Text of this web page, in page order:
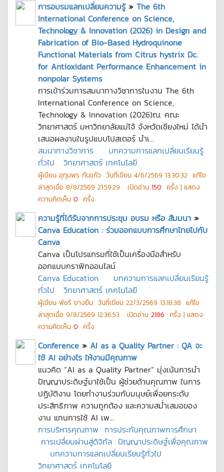
การอบรมแลกเปลี่ยนความรู้» The 6th
International Conference on Science,
Technology & Innovation (2026) in Design and
Fabrication of Bio-Based Hydroquinone
Functional Materials from Citrus hystrix Dc.
for Antioxidant Performance Enhancement in
nonpolar Systems
การเข้าร่วมการสมนาทางวิชาการในงาน The 6th
International Conference on Science,
Technology & Innovation (2026)ณ. คณะ
วิทยาศาสตร์ มหาวิทยาลัยแม่โจ้ จังหวัดเชียงใหม่ ได้นำ
เสนอผลงานในรูปแบบโปสเตอร์ นำเ...
สมนาทางวิชาการ
บทความการแลกเปลี่ยนเรียนรู้
ทั่วไป
วิทยาศาสตร์ เทคโนโลยี
ผู้เขียน อุทุมพร กันแก้ว วันที่เขียน 4/6/2569 13:30:32 แก้ไข
ล่าสุดเมื่อ 8/8/2569 21:59:29 เปิดอ่าน 150 ครั้ง | แสดง
ความคิดเห็น 0 ครั้ง
ความรู้ที่ได้รับจากการประชุม อบรม หรือ สัมมนา »
Canva Education : ร่วมออกแบบการศึกษาไทยไปกับ
Canva
Canva เป็นโปรแกรมที่ใช้เป็นเครื่องมือสำหรับ
ออกแบบกราฟิกออนไลน์
Canva Education
บทความการแลกเปลี่ยนเรียนรู้
ทั่วไป
วิทยาศาสตร์ เทคโนโลยี
ผู้เขียน พัชรี ยางยืน วันที่เขียน 22/3/2569 13:18:38 แก้ไข
ล่าสุดเมื่อ 9/8/2569 12:36:53 เปิดอ่าน 2186 ครั้ง | แสดง
ความคิดเห็น 0 ครั้ง
Conference » AI as a Quality Partner : QA จะ
ใช้ AI อย่างไร ให้งานมีคุณภาพ
แนวคิด “AI as a Quality Partner” มุ่งเน้นการนำ
ปัญญาประดิษฐ์มาใช้เป็น ผู้ช่วยด้านคุณภาพ ในการ
ปฏิบัติงาน โดยทำงานร่วมกับมนุษย์เพื่อยกระดับ
ประสิทธิภาพ ความถูกต้อง และความสม่ำเสมอของ
งาน แทนการใช้ AI เพ...
การบริหารคุณภาพ การประกันคุณภาพการศึกษา
การเปลี่ยนผ่านสู่ดิจิทัล ปัญญาประดิษฐ์เพื่อคุณภาพ
บทความการแลกเปลี่ยนเรียนรู้ทั่วไป
วิทยาศาสตร์ เทคโนโลยี